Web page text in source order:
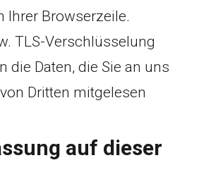
Ihrer Browserzeile.
TLS-Verschlüsselung
die Daten, die Sie an uns
Dritten mitgelesen
auf dieser